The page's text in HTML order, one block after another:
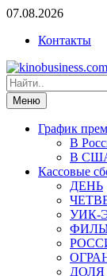
07.08.2026
Контакты
Меню
График
В
В
Кассовые
ДЕНЬ
УИК-